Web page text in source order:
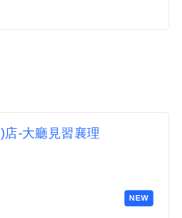
NEW
-大廳見習襄理